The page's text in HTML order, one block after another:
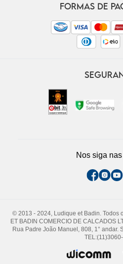
FORMAS DE
Nos siga
© 2013 - 2024, Ludique et Badin. Todos
ET BADIN COMERCIO DE CALCADOS
Rua Padre João Manuel, 808, 1° andar.